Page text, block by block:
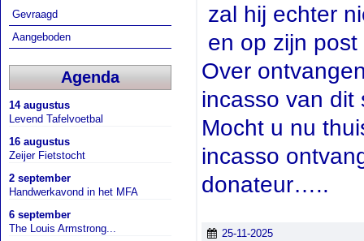
Gevraagd
Aangeboden
Agenda
14 augustus
Levend Tafelvoetbal
16 augustus
Zeijer Fietstocht
2 september
Handwerkavond in het MFA
6 september
The Louis Armstrong...
zal hij echter
en op zijn
Over
incasso van dit
Mocht u nu
incasso
donateur…..
25-11-2025